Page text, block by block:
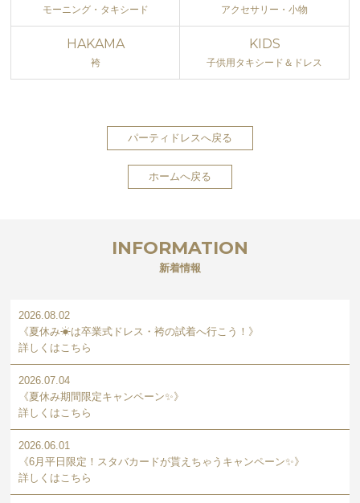
モーニング・タキシード アクセサリー・小物
HAKAMA
袴
KIDS
子供用タキシード＆ドレス
パーティドレスへ戻る
ホームへ戻る
INFORMATION
新着情報
2026.08.02
《夏休み☀は卒業式ドレス・袴の試着へ行こう！》
詳しくはこちら
2026.07.04
《夏休み期間限定キャンペーン✨》
詳しくはこちら
2026.06.01
《6月平日限定！スタバカードが貰えちゃうキャンペーン✨》
詳しくはこちら